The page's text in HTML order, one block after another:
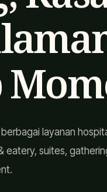
layanan
eatery, suites,